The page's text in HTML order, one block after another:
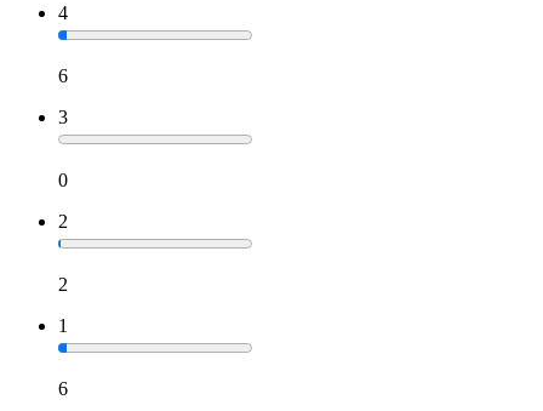
4
6
3
0
2
2
1
6